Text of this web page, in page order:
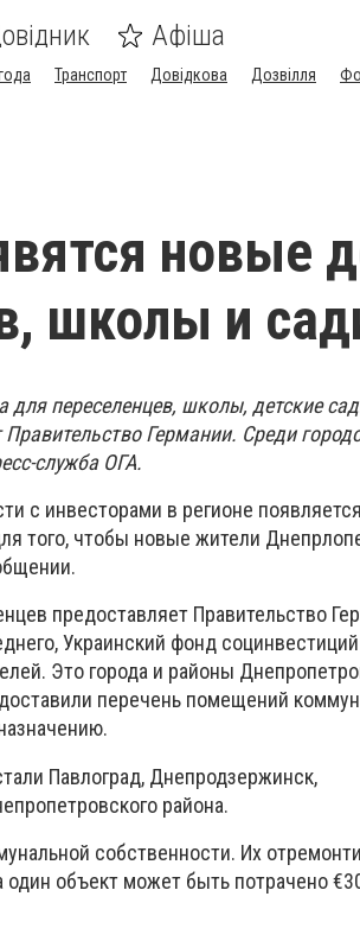
Афіша
Транспорт Довідкова Дозвілля
новые
школы и
для переселенцев, школы, детские
Германии. Среди
служба ОГА.
с инвесторами в регионе появляется
того, чтобы новые жители
предоставляет Правительство
Украинский фонд
Это города и районы
перечень помещений
Павлоград, Днепродзержинск,
района.
собственности. Их
объект может быть потрачено